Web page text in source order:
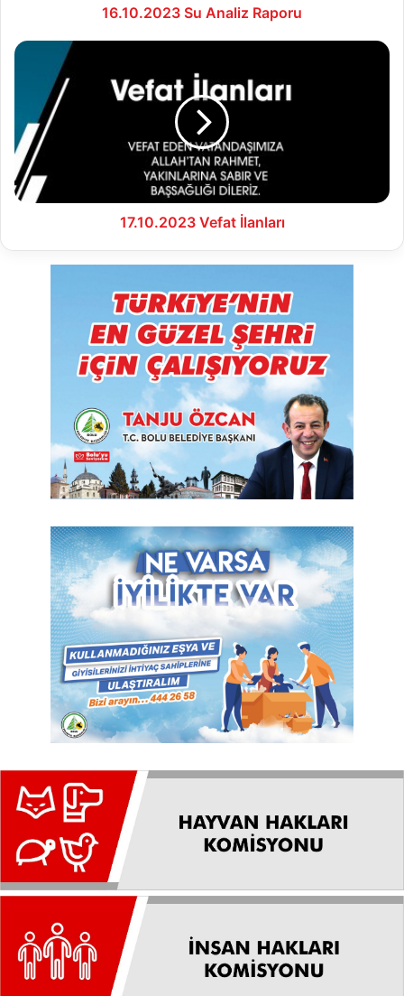
16.10.2023 Su Analiz Raporu
17.10.2023
17.10.2023 Vefat İlanları